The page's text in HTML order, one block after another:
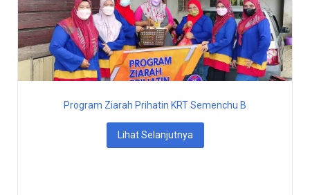
Program Ziarah Prihatin KRT Semenchu B
Lihat Selanjutnya